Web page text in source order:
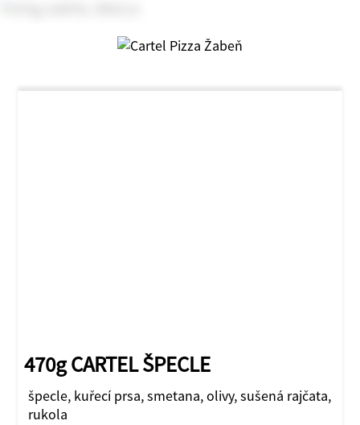
470g CARTEL ŠPECLE
špecle, kuřecí prsa, smetana, olivy, sušená rajčata,
rukola